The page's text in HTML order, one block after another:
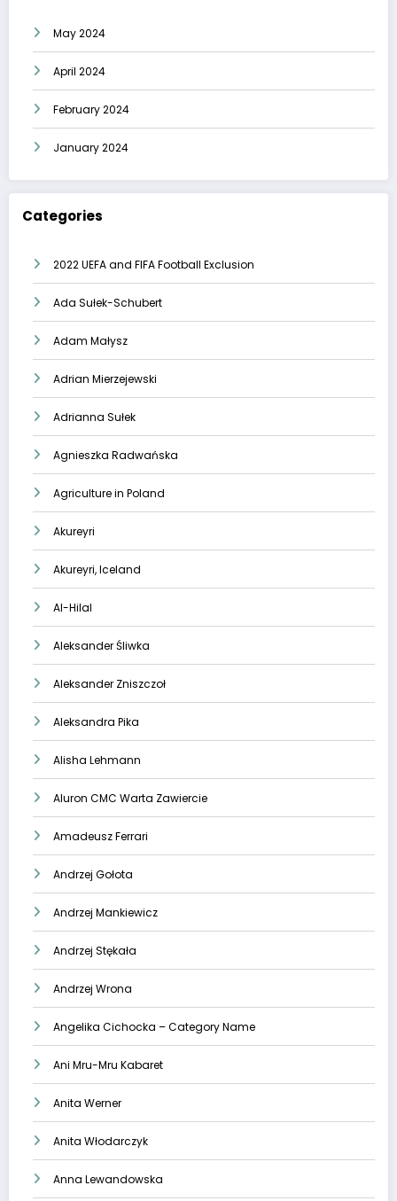
May 2024
April 2024
February 2024
January 2024
Categories
2022 UEFA and FIFA Football Exclusion
Ada Sułek-Schubert
Adam Małysz
Adrian Mierzejewski
Adrianna Sułek
Agnieszka Radwańska
Agriculture in Poland
Akureyri
Akureyri, Iceland
Al-Hilal
Aleksander Śliwka
Aleksander Zniszczoł
Aleksandra Pika
Alisha Lehmann
Aluron CMC Warta Zawiercie
Amadeusz Ferrari
Andrzej Gołota
Andrzej Mankiewicz
Andrzej Stękała
Andrzej Wrona
Angelika Cichocka – Category Name
Ani Mru-Mru Kabaret
Anita Werner
Anita Włodarczyk
Anna Lewandowska